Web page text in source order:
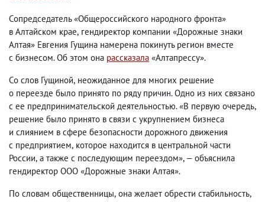
Сопредседатель «Общероссийского народного фронта»
в Алтайском крае, гендиректор компании «Дорожные знаки
Алтая» Евгения Гущина намерена покинуть регион вместе
с бизнесом. Об этом она рассказала «Алтапрессу».
Со слов Гущиной, неожиданное для многих решение
о переезде было принято по ряду причин. Одно из них связано
с ее предпринимательской деятельностью. «В первую очередь,
решение было принято в связи с укрупнением бизнеса
и слиянием в сфере безопасности дорожного движения
с предприятием, которое находится в центральной части
России, а также с последующим переездом», — объяснила
гендиректор ООО «Дорожные знаки Алтая».
По словам общественницы, она желает обрести стабильность,